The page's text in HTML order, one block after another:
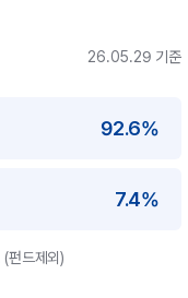
26.05.29 기준
92.6%
7.4%
펀드제외)